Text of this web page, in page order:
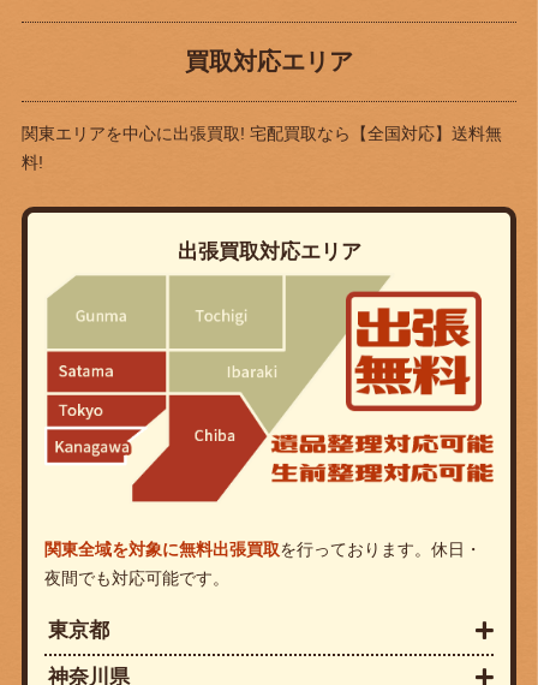
買取対応エリア
関東エリアを中心に出張買取! 宅配買取なら
【全国対応】送料無
料!
出張買取対応エリア
関東全域を対象に無料出張買取を行っております。休日・
夜間でも対応可能です。
東京都
神奈川県